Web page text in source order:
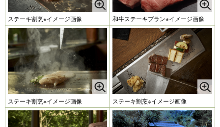
ステーキ割烹※イメージ画像 和牛ステーキプラン※イメージ画像
ステーキ割烹※イメージ画像 ステーキ割烹※イメージ画像